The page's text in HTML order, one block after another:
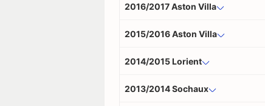
2016/2017 Aston Villa
2015/2016 Aston Villa
2014/2015 Lorient
2013/2014 Sochaux